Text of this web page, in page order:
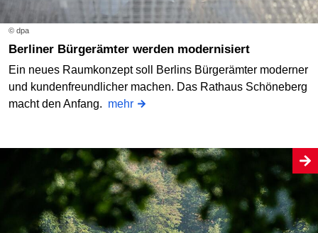
© dpa
Berliner Bürgerämter werden modernisiert
Ein neues Raumkonzept soll Berlins Bürgerämter moderner
und kundenfreundlicher machen. Das Rathaus Schöneberg
macht den Anfang. mehr